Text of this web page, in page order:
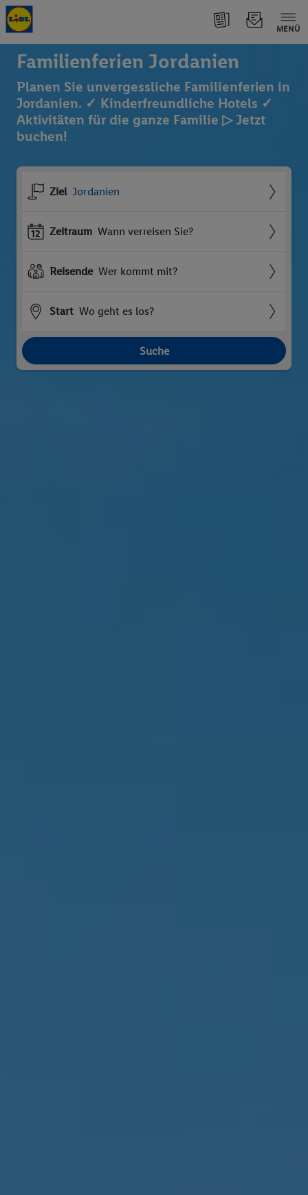
MENÜ
Familienferien Jordanien
Planen Sie unvergessliche Familienferien in
Jordanien. ✓ Kinderfreundliche Hotels ✓
Aktivitäten für die ganze Familie ▷ Jetzt
buchen!
Ziel Jordanien
Zeitraum Wann verreisen Sie?
Reisende Wer kommt mit?
Start Wo geht es los?
Suche